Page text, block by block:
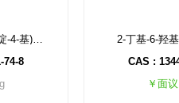
(3R)-3-[(2-氯-5-氟嘧啶-4-基)氨基]-4,4-二甲基戊酸甲酯
74-8
2-丁基-6-羟
CAS :
￥面议